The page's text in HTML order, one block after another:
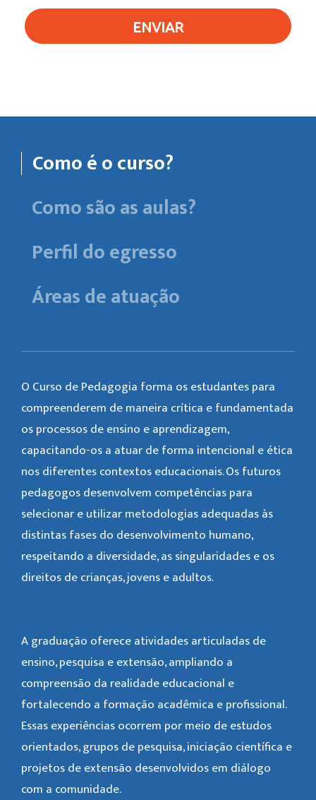
ENVIAR
Como é o curso?
Como são as aulas?
Perfil do egresso
Áreas de atuação
O Curso de Pedagogia forma os estudantes para
compreenderem de maneira crítica e fundamentada
os processos de ensino e aprendizagem,
capacitando-os a atuar de forma intencional e ética
nos diferentes contextos educacionais. Os futuros
pedagogos desenvolvem competências para
selecionar e utilizar metodologias adequadas às
distintas fases do desenvolvimento humano,
respeitando a diversidade, as singularidades e os
direitos de crianças, jovens e adultos.
A graduação oferece atividades articuladas de
ensino, pesquisa e extensão, ampliando a
compreensão da realidade educacional e
fortalecendo a formação acadêmica e profissional.
Essas experiências ocorrem por meio de estudos
orientados, grupos de pesquisa, iniciação científica e
projetos de extensão desenvolvidos em diálogo
com a comunidade.